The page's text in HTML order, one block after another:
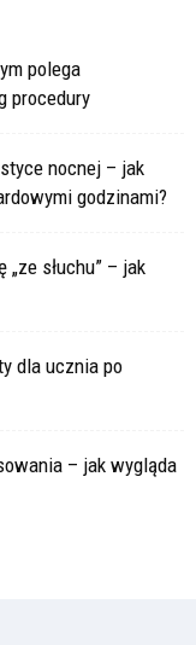
polega
procedury
nocnej – jak
godzinami?
słuchu” – jak
dla ucznia po
– jak wygląda